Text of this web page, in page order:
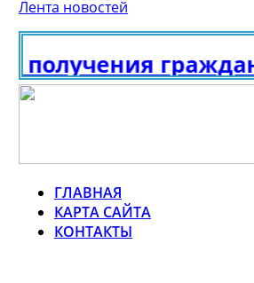
Лента новостей
ГЛАВНАЯ
КАРТА САЙТА
КОНТАКТЫ